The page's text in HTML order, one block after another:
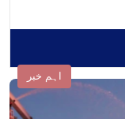
اہم خبر